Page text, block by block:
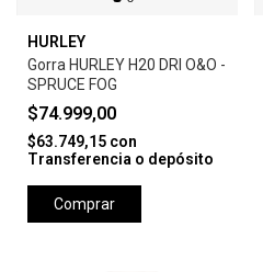
HURLEY
Gorra HURLEY H20 DRI O&O -
SPRUCE FOG
$74.999,00
$63.749,15 con
Transferencia o depósito
Comprar